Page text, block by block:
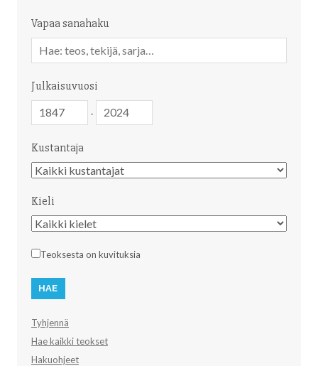
Vapaa sanahaku
sanahaku
Julkaisuvuosi
-
Kustantaja
Kustantaja
Kieli
Kieli
Teoksesta on kuvituksia
Tyhjennä
Hae kaikki teokset
Hakuohjeet